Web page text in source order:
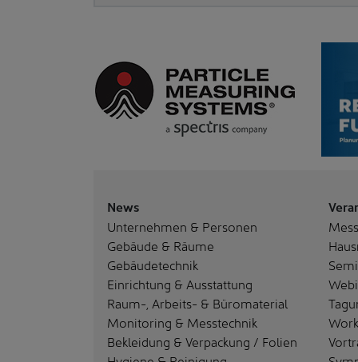
News
Unternehmen & Personen
Gebäude & Räume
Gebäudetechnik
Einrichtung & Ausstattung
Raum-, Arbeits- & Büromaterial
Monitoring & Messtechnik
Bekleidung & Verpackung / Folien